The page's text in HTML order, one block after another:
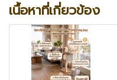
เนื้อหาที่เกี่ยวข้อง